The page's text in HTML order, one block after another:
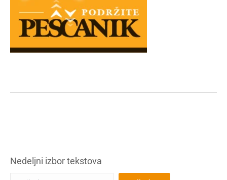
Nedeljni izbor tekstova